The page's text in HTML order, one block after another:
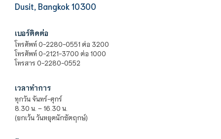
Dusit, Bangkok 10300
เบอร์ติดต่อ
โทรศัพท์ 0-2280-0551 ต่อ 3200
โทรศัพท์ 0-2121-3700 ต่อ 1000
โทรสาร 0-2280-0552
เวลาทำการ
ทุกวัน จันทร์-ศุกร์
8.30 น. – 16.30 น.
(ยกเว้น วันหยุดนักขัตฤกษ์)